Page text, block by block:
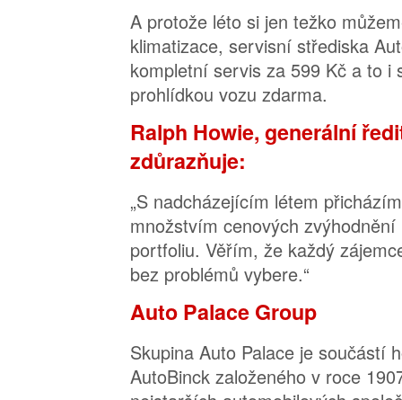
A protože léto si jen težko
klimatizace, servisní střediska
kompletní servis za 599 Kč a to i
prohlídkou vozu zdarma.
Ralph Howie, generální
zdůrazňuje:
„S nadcházejícím létem
množstvím cenových
portfoliu. Věřím, že každý
bez problémů vybere.“
Auto Palace Group
Skupina Auto Palace je součástí
AutoBinck založeného v roce